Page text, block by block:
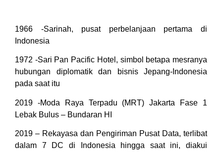
1966 -Sarinah, pusat perbelanjaan pertama di
Indonesia
1972 -Sari Pan Pacific Hotel, simbol betapa mesranya
hubungan diplomatik dan bisnis Jepang-Indonesia
pada saat itu
2019 -Moda Raya Terpadu (MRT) Jakarta Fase 1
Lebak Bulus – Bundaran HI
2019 – Rekayasa dan Pengiriman Pusat Data, terlibat
dalam 7 DC di Indonesia hingga saat ini, diakui